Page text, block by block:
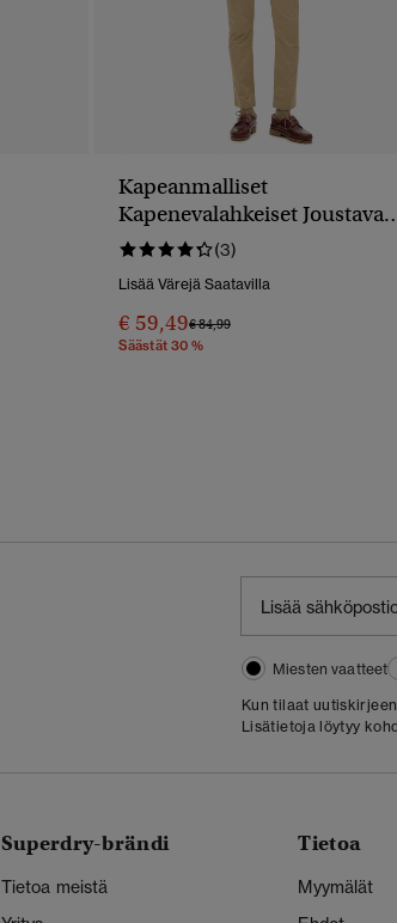
Kapeanmalliset
Kapenevalahkeiset Joustavat
Chinohousut
(3)
Lisää Värejä Saatavilla
€ 59,49Hinta Alennettu Hinnasta
€ 84,99Hintaan
Säästät 30 %
Miesten vaatteet
Kun tilaat
Lisätietoja löytyy
Superdry-brändi
Tietoa meistä
Tietoa
Myymälät